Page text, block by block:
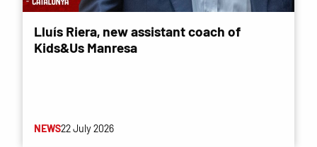
Lluís Riera, new assistant coach of
Kids&Us Manresa
NEWS22 July 2026